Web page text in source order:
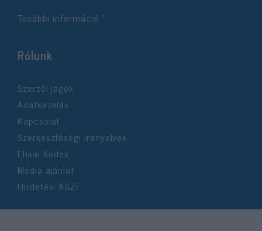
További információ »
Rólunk
Szerzői jogok
Adatkezelés
Kapcsolat
Szerkesztőségi irányelvek
Etikai Kódex
Média ajánlat
Hirdetési ÁSZF